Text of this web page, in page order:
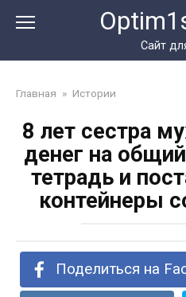
Сайт
Главная » Истории
8 лет сестра
денег на
тетрадь и
контейнеры
Поделиться на